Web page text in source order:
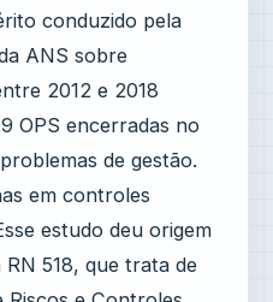
conduzido pela
ANS sobre
2012 e 2018
OPS encerradas no
de gestão.
em controles
estudo deu origem
518, que trata de